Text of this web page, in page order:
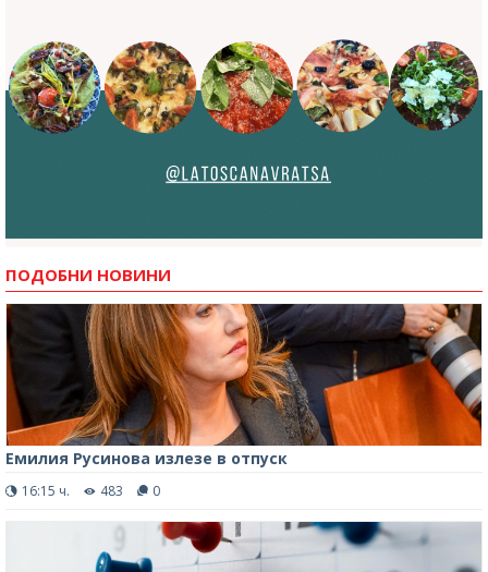
ПОДОБНИ НОВИНИ
Емилия Русинова излезе в отпуск
16:15 ч. 483 0